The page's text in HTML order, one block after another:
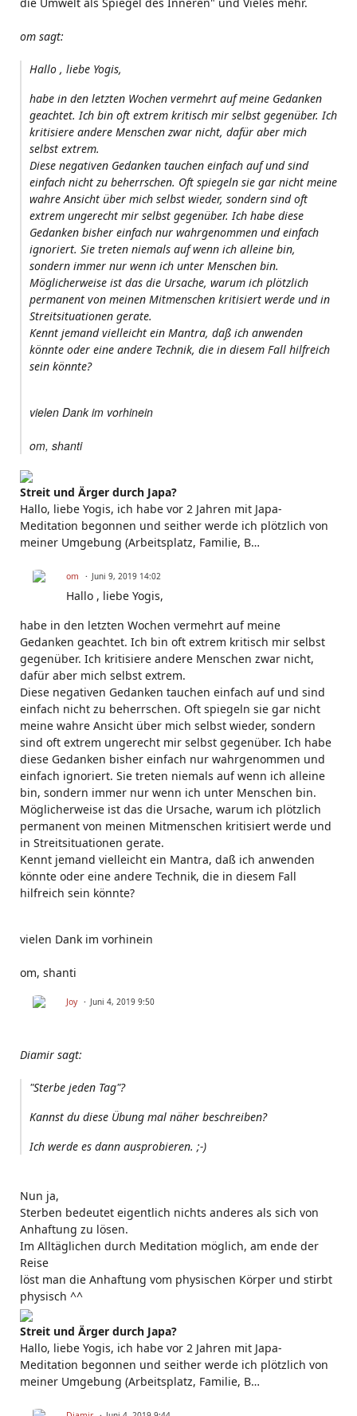
om sagt:
Hallo , liebe Yogis,
habe in den letzten Wochen vermehrt auf meine Gedanken
geachtet. Ich bin oft extrem kritisch mir selbst gegenüber. Ich
kritisiere andere Menschen zwar nicht, dafür aber mich
selbst extrem.
Diese negativen Gedanken tauchen einfach auf und sind
einfach nicht zu beherrschen. Oft spiegeln sie gar nicht meine
wahre Ansicht über mich selbst wieder, sondern sind oft
extrem ungerecht mir selbst gegenüber. Ich habe diese
Gedanken bisher einfach nur wahrgenommen und einfach
ignoriert. Sie treten niemals auf wenn ich alleine bin,
sondern immer nur wenn ich unter Menschen bin.
Möglicherweise ist das die Ursache, warum ich plötzlich
permanent von meinen Mitmenschen kritisiert werde und in
Streitsituationen gerate.
Kennt jemand vielleicht ein Mantra, daß ich anwenden
könnte oder eine andere Technik, die in diesem Fall hilfreich
sein könnte?
vielen Dank im vorhinein
om, shanti
Streit und Ärger durch Japa?
Hallo, liebe Yogis, ich habe vor 2 Jahren mit Japa-
Meditation begonnen und seither werde ich plötzlich von
meiner Umgebung (Arbeitsplatz, Familie, B…
om Juni 9, 2019 14:02
Hallo , liebe Yogis,
habe in den letzten Wochen vermehrt auf meine
Gedanken geachtet. Ich bin oft extrem kritisch mir selbst
gegenüber. Ich kritisiere andere Menschen zwar nicht,
dafür aber mich selbst extrem.
Diese negativen Gedanken tauchen einfach auf und sind
einfach nicht zu beherrschen. Oft spiegeln sie gar nicht
meine wahre Ansicht über mich selbst wieder, sondern
sind oft extrem ungerecht mir selbst gegenüber. Ich habe
diese Gedanken bisher einfach nur wahrgenommen und
einfach ignoriert. Sie treten niemals auf wenn ich alleine
bin, sondern immer nur wenn ich unter Menschen bin.
Möglicherweise ist das die Ursache, warum ich plötzlich
permanent von meinen Mitmenschen kritisiert werde und
in Streitsituationen gerate.
Kennt jemand vielleicht ein Mantra, daß ich anwenden
könnte oder eine andere Technik, die in diesem Fall
hilfreich sein könnte?
vielen Dank im vorhinein
om, shanti
Joy Juni 4, 2019 9:50
Diamir sagt:
"Sterbe jeden Tag"?
Kannst du diese Übung mal näher beschreiben?
Ich werde es dann ausprobieren. ;-)
Nun ja,
Sterben bedeutet eigentlich nichts anderes als sich von
Anhaftung zu lösen.
Im Alltäglichen durch Meditation möglich, am ende der
Reise
löst man die Anhaftung vom physischen Körper und stirbt
physisch ^^
Streit und Ärger durch Japa?
Hallo, liebe Yogis, ich habe vor 2 Jahren mit Japa-
Meditation begonnen und seither werde ich plötzlich von
meiner Umgebung (Arbeitsplatz, Familie, B…